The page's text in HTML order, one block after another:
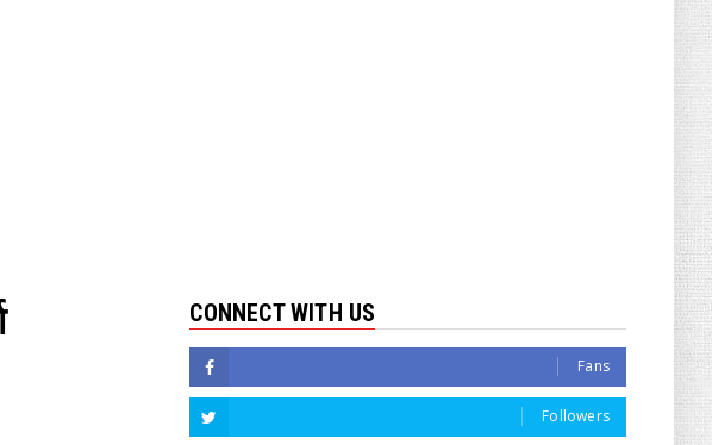
CONNECT WITH US
Fans
Followers